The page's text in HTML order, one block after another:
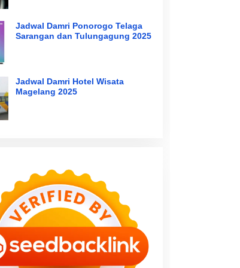
Jadwal Damri Ponorogo Telaga
Sarangan dan Tulungagung 2025
Jadwal Damri Hotel Wisata
Magelang 2025